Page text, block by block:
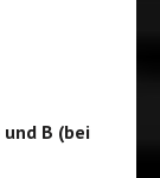
B (bei